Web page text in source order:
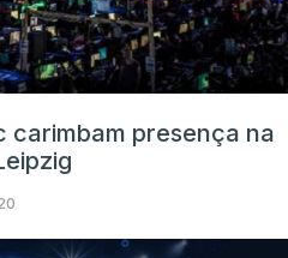
carimbam presença na